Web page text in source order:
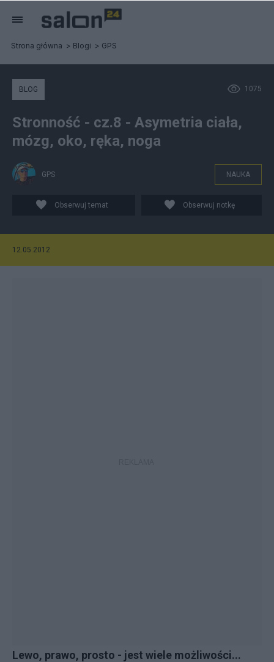
Strona główna Blogi GPS
1075
BLOG
Stronność - cz.8 - Asymetria ciała,
mózg, oko, ręka, noga
GPS NAUKA
Obserwuj temat Obserwuj notkę
12.05.2012
Lewo, prawo, prosto - jest wiele możliwości...